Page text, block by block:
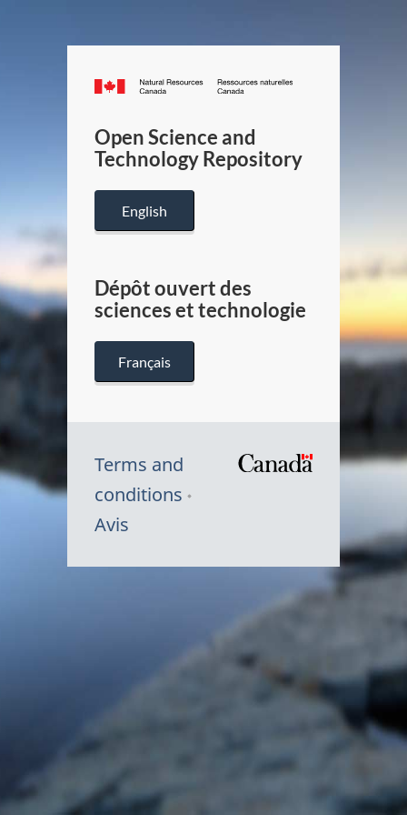
Canada.ca
/
Canada
Open Science and
Technology Repository
English
Dépôt ouvert des
sciences et technologie
Français
Terms and
conditions
Avis
du